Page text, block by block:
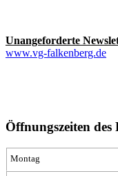
Unangeforderte
www.vg-falkenberg.de
Öffnungszeiten des
Montag